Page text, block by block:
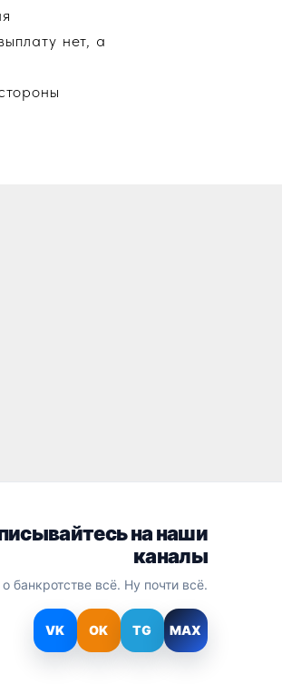
нет, а
на наши
каналы
банкротстве всё. Ну почти всё.
VK OK TG MAX